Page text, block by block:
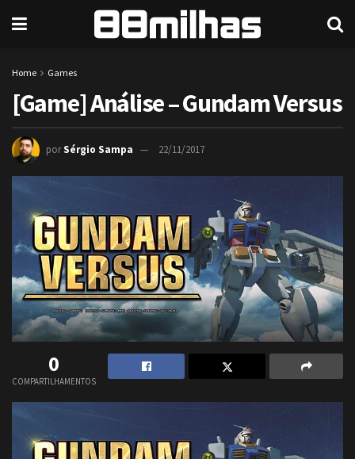
Home Games
[Game] Análise – Gundam Versus
porSérgio Sampa 22/11/2017
0
COMPARTILHAMENTOS